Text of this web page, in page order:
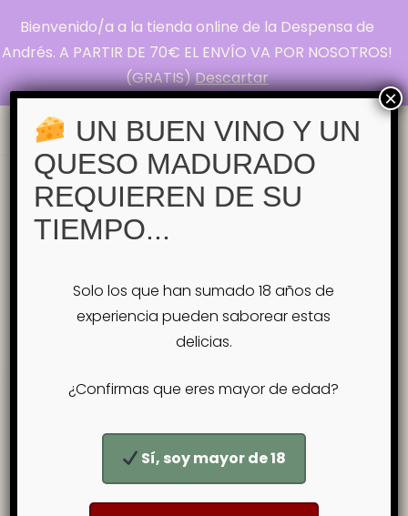
Bienvenido/a a la tienda online de la Despensa de
Andrés. A PARTIR DE 70€ EL ENVÍO VA POR NOSOTROS!
(GRATIS)Descartar
La Despensa de
Andrés
Pasión por el Queso
Inicio Tienda la tejea
Etiqueta:la tejea
Mostrando los 2 resultados Ordenado
por
popularidad
UN BUEN VINO Y UN
QUESO MADURADO
REQUIEREN DE SU
TIEMPO...
Solo los que han sumado 18 años de
experiencia pueden saborear estas
delicias.
¿Confirmas que eres mayor de edad?
Sí, soy mayor de 18
×